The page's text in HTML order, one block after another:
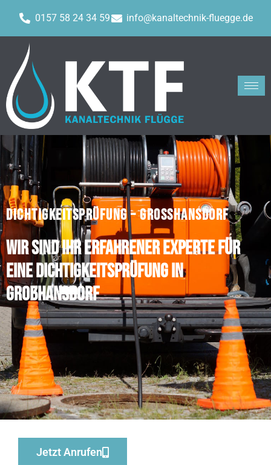
0157 58 24 34 59 info@kanaltechnik-fluegge.de
DICHTIGKEITSPRÜFUNG – GROSSHANSDORF
Wir sind Ihr erfahrener Experte für
eine Dichtigkeitsprüfung in
Großhansdorf
Jetzt Anrufen